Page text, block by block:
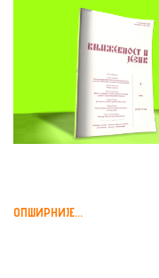
ОПШИРНИЈЕ...